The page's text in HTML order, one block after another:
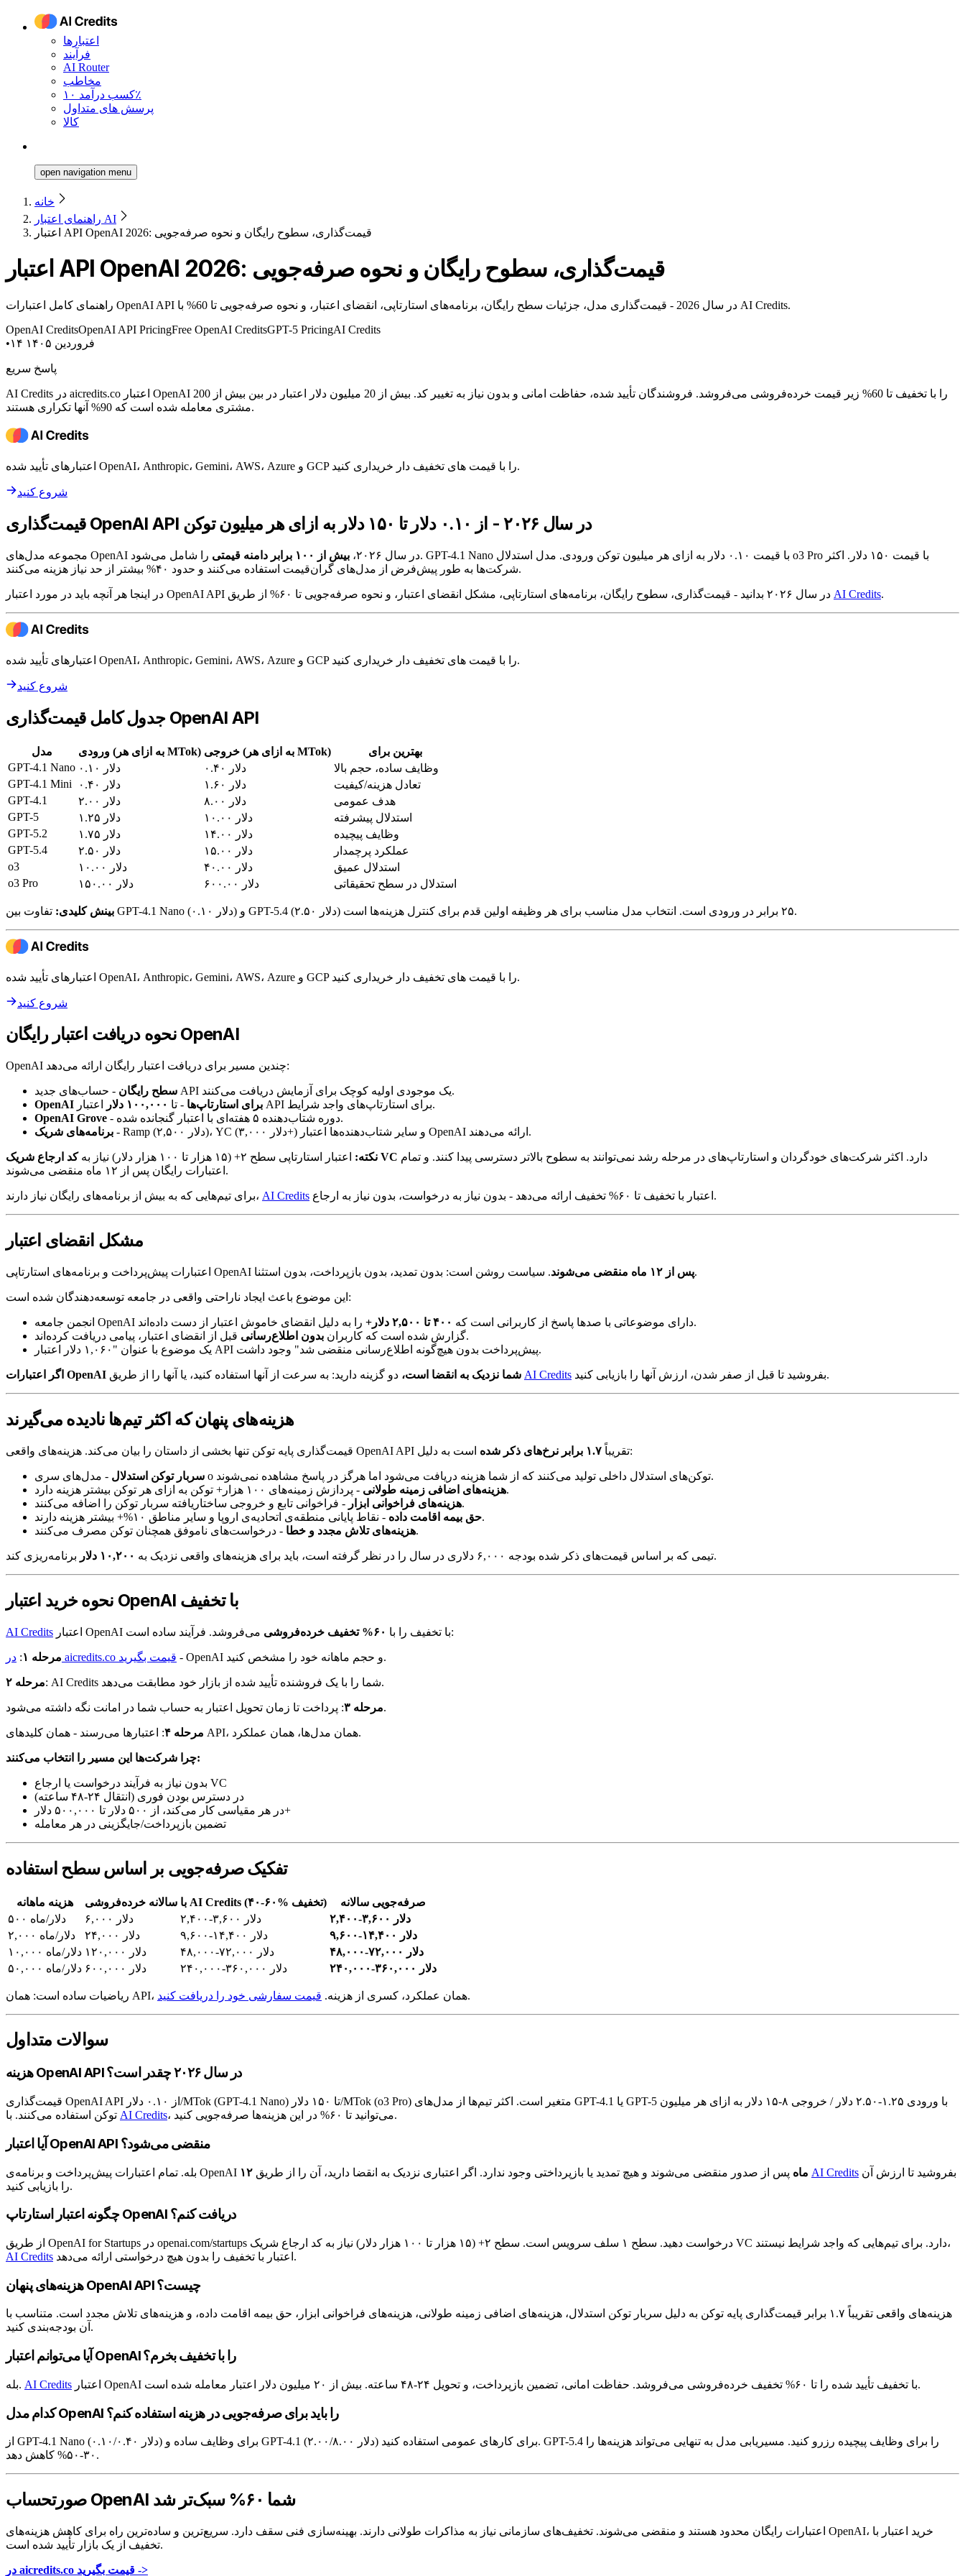
اعتبارها
فرآیند
AI Router
مخاطب
کسب درآمد ۱۰٪
پرسش های متداول
کالا
open navigation menu
خانه
راهنمای اعتبار AI
اعتبار API OpenAI 2026: قیمت‌گذاری، سطوح رایگان و نحوه صرفه‌جویی
اعتبار API OpenAI 2026: قیمت‌گذاری، سطوح رایگان و نحوه صرفه‌جویی
راهنمای کامل اعتبارات OpenAI API در سال 2026 - قیمت‌گذاری مدل، جزئیات سطح رایگان، برنامه‌های استارتاپی، انقضای اعتبار، و نحوه صرفه‌جویی تا 60% با AI Credits.
OpenAI CreditsOpenAI API PricingFree OpenAI CreditsGPT-5 PricingAI Credits
•
۱۴ فروردین ۱۴۰۵
پاسخ سریع
AI Credits در aicredits.co اعتبار OpenAI را با تخفیف تا 60% زیر قیمت خرده‌فروشی می‌فروشد. فروشندگان تأیید شده، حفاظت امانی و بدون نیاز به تغییر کد. بیش از 20 میلیون دلار اعتبار در بین بیش از 200
مشتری معامله شده است که 90% آنها تکراری هستند.
اعتبارهای تأیید شده OpenAI، Anthropic، Gemini، AWS، Azure و GCP را با قیمت های تخفیف دار خریداری کنید.
شروع کنید
قیمت‌گذاری OpenAI API در سال ۲۰۲۶ - از ۰.۱۰ دلار تا ۱۵۰ دلار به ازای هر میلیون توکن
مجموعه مدل‌های OpenAI در سال ۲۰۲۶، بیش از ۱۰۰ برابر دامنه قیمتی
را شامل می‌شود. GPT-4.1 Nano با قیمت ۰.۱۰ دلار به ازای هر میلیون توکن ورودی. مدل استدلال o3 Pro با قیمت ۱۵۰ دلار. اکثر
شرکت‌ها به طور پیش‌فرض از مدل‌های گران‌قیمت استفاده می‌کنند و حدود ۴۰% بیشتر از حد نیاز هزینه می‌کنند.
AI Credits.
اعتبارهای تأیید شده OpenAI، Anthropic، Gemini، AWS، Azure و GCP را با قیمت های تخفیف دار خریداری کنید.
شروع کنید
جدول کامل قیمت‌گذاری OpenAI API
مدل ورودی (به ازای هر MTok) خروجی (به ازای هر MTok)
بهترین برای
GPT-4.1 Nano
۰.۱۰ دلار ۰.۴۰ دلار
وظایف ساده، حجم بالا
GPT-4.1 Mini
۰.۴۰ دلار ۱.۶۰ دلار
تعادل هزینه/کیفیت
GPT-4.1
۲.۰۰ دلار ۸.۰۰ دلار
هدف عمومی
GPT-5
۱.۲۵ دلار ۱۰.۰۰ دلار
استدلال پیشرفته
GPT-5.2
۱.۷۵ دلار ۱۴.۰۰ دلار
وظایف پیچیده
GPT-5.4
۲.۵۰ دلار ۱۵.۰۰ دلار
عملکرد پرچمدار
o3
۱۰.۰۰ دلار ۴۰.۰۰ دلار
استدلال عمیق
o3 Pro
۱۵۰.۰۰ دلار ۶۰۰.۰۰ دلار استدلال در سطح تحقیقاتی
بینش کلیدی: تفاوت بین GPT-4.1 Nano (۰.۱۰ دلار) و GPT-5.4 (۲.۵۰ دلار) ۲۵ برابر در ورودی است. انتخاب مدل مناسب برای هر وظیفه اولین قدم برای کنترل هزینه‌ها است.
اعتبارهای تأیید شده OpenAI، Anthropic، Gemini، AWS، Azure و GCP را با قیمت های تخفیف دار خریداری کنید.
شروع کنید
نحوه دریافت اعتبار رایگان OpenAI
OpenAI چندین مسیر برای دریافت اعتبار رایگان ارائه می‌دهد:
سطح رایگان
- حساب‌های جدید API یک موجودی اولیه کوچک برای آزمایش دریافت می‌کنند.
OpenAI برای استارتاپ‌ها - تا ۱۰۰,۰۰۰ دلار
اعتبار API برای استارتاپ‌های واجد شرایط.
OpenAI Grove
- دوره شتاب‌دهنده ۵ هفته‌ای با اعتبار گنجانده شده.
برنامه‌های شریک
- Ramp (۲,۵۰۰ دلار)، YC (۳,۰۰۰ دلار+) و سایر شتاب‌دهنده‌ها اعتبار OpenAI ارائه می‌دهند.
نکته: اعتبار استارتاپی سطح ۲+ (۱۵ هزار تا ۱۰۰ هزار دلار) نیاز به کد ارجاع شریک VC
اعتبارات رایگان پس از ۱۲ ماه منقضی می‌شوند.
برای تیم‌هایی که به بیش از برنامه‌های رایگان نیاز دارند، AI Credits اعتبار با تخفیف تا ۶۰% تخفیف ارائه می‌دهد - بدون نیاز به درخواست، بدون نیاز به ارجاع.
مشکل انقضای اعتبار
اعتبارات پیش‌پرداخت و برنامه‌های استارتاپی OpenAI پس از ۱۲ ماه منقضی می‌شوند. سیاست روشن است: بدون تمدید، بدون بازپرداخت، بدون استثنا.
این موضوع باعث ایجاد ناراحتی واقعی در جامعه توسعه‌دهندگان شده است:
انجمن جامعه OpenAI دارای موضوعاتی با صدها پاسخ از کاربرانی است که ۴۰۰ تا ۲,۵۰۰ دلار+
را به دلیل انقضای خاموش اعتبار از دست داده‌اند.
گزارش شده است که کاربران بدون اطلاع‌رسانی
قبل از انقضای اعتبار، پیامی دریافت کرده‌اند.
یک موضوع با عنوان "۱,۰۶۰ دلار اعتبار API پیش‌پرداخت بدون هیچ‌گونه اطلاع‌رسانی منقضی شد" وجود داشت.
اگر اعتبارات OpenAI شما نزدیک به انقضا است، AI Credits بفروشید تا قبل از صفر شدن، ارزش آنها را بازیابی کنید.
هزینه‌های پنهان که اکثر تیم‌ها نادیده می‌گیرند
قیمت‌گذاری پایه توکن تنها بخشی از داستان را بیان می‌کند. هزینه‌های واقعی OpenAI API تقریباً ۱.۷ برابر نرخ‌های ذکر شده است به دلیل:
سربار توکن استدلال
- مدل‌های سری o توکن‌های استدلال داخلی تولید می‌کنند که از شما هزینه دریافت می‌شود اما هرگز در پاسخ مشاهده نمی‌شوند.
هزینه‌های اضافی زمینه طولانی- پردازش زمینه‌های ۱۰۰ هزار+ توکن به ازای هر توکن بیشتر هزینه دارد.
هزینه‌های فراخوانی ابزار- فراخوانی تابع و خروجی ساختاریافته سربار توکن را اضافه می‌کنند.
حق بیمه اقامت داده- نقاط پایانی منطقه‌ی اتحادیه‌ی اروپا و سایر مناطق ۱۰%+ بیشتر هزینه دارند.
هزینه‌های تلاش مجدد و خطا- درخواست‌های ناموفق همچنان توکن مصرف می‌کنند.
تیمی که بر اساس قیمت‌های ذکر شده بودجه ۶,۰۰۰ دلاری در سال را در نظر گرفته است، باید برای هزینه‌های واقعی نزدیک به ۱۰,۲۰۰ دلار برنامه‌ریزی کند.
نحوه خرید اعتبار OpenAI با تخفیف
AI Credits اعتبار OpenAI با تخفیف را با ۶۰% تخفیف خرده‌فروشی می‌فروشد. فرآیند ساده است:
مرحله ۱ : در aicredits.co قیمت بگیرید - OpenAI و حجم ماهانه خود را مشخص کنید.
مرحله ۲ : AI Credits شما را با یک فروشنده تأیید شده از بازار خود مطابقت می‌دهد.
مرحله ۳: پرداخت تا زمان تحویل اعتبار به حساب شما در امانت نگه داشته می‌شود.
مرحله ۴ : اعتبارها می‌رسند - همان کلیدهای API، همان مدل‌ها، همان عملکرد.
چرا شرکت‌ها این مسیر را انتخاب می‌کنند:
بدون نیاز به فرآیند درخواست یا ارجاع VC
در دسترس بودن فوری (انتقال ۲۴-۴۸ ساعته)
در هر مقیاسی کار می‌کند، از ۵۰۰ دلار تا ۵۰۰,۰۰۰ دلار+
تضمین بازپرداخت/جایگزینی در هر معامله
تفکیک صرفه‌جویی بر اساس سطح استفاده
هزینه ماهانه سالانه خرده‌فروشی با AI Credits (۴۰-۶۰% تخفیف)
صرفه‌جویی سالانه
۵۰۰ دلار/ماه
۶,۰۰۰ دلار ۲,۴۰۰-۳,۶۰۰ دلار
۲,۴۰۰-۳,۶۰۰ دلار
۲,۰۰۰ دلار/ماه
۲۴,۰۰۰ دلار ۹,۶۰۰-۱۴,۴۰۰ دلار
۹,۶۰۰-۱۴,۴۰۰ دلار
۱۰,۰۰۰ دلار/ماه
۱۲۰,۰۰۰ دلار ۴۸,۰۰۰-۷۲,۰۰۰ دلار
۴۸,۰۰۰-۷۲,۰۰۰ دلار
۵۰,۰۰۰ دلار/ماه
۶۰۰,۰۰۰ دلار ۲۴۰,۰۰۰-۳۶۰,۰۰۰ دلار ۲۴۰,۰۰۰-۳۶۰,۰۰۰ دلار
ریاضیات ساده است: همان API، همان عملکرد، کسری از هزینه. قیمت سفارشی خود را دریافت کنید .
سوالات متداول
هزینه OpenAI API در سال ۲۰۲۶ چقدر است؟
قیمت‌گذاری OpenAI API از ۰.۱۰ دلار/MTok (GPT-4.1 Nano) تا ۱۵۰ دلار/MTok (o3 Pro) متغیر است. اکثر تیم‌ها از مدل‌های GPT-4.1 یا GPT-5 با ورودی ۱.۲۵-۲.۵۰ دلار / خروجی ۸-۱۵ دلار به ازای هر میلیون
AI Credits ، می‌توانید تا ۶۰% در این هزینه‌ها صرفه‌جویی کنید.
آیا اعتبار OpenAI API منقضی می‌شود؟
بله. تمام اعتبارات پیش‌پرداخت و برنامه‌ی OpenAI ۱۲ ماه AI Credits
را بازیابی کنید.
چگونه اعتبار استارتاپ OpenAI دریافت کنم؟
از طریق OpenAI for Startups در openai.com/startups درخواست دهید. سطح ۱ سلف سرویس است. سطح ۲+ (۱۵ هزار تا ۱۰۰ هزار دلار) نیاز به کد ارجاع شریک VC دارد. برای تیم‌هایی که واجد شرایط نیستند،
AI Credits
اعتبار با تخفیف را بدون هیچ درخواستی ارائه می‌دهد.
هزینه‌های پنهان OpenAI API چیست؟
هزینه‌های واقعی تقریباً ۱.۷ برابر قیمت‌گذاری پایه توکن به دلیل سربار توکن استدلال، هزینه‌های اضافی زمینه طولانی، هزینه‌های فراخوانی ابزار، حق بیمه اقامت داده، و هزینه‌های تلاش مجدد است. متناسب با
آن بودجه‌بندی کنید.
آیا می‌توانم اعتبار OpenAI را با تخفیف بخرم؟
بله. AI Credits اعتبار OpenAI با تخفیف تأیید شده را تا ۶۰% تخفیف خرده‌فروشی می‌فروشد. حفاظت امانی، تضمین بازپرداخت، و تحویل ۲۴-۴۸ ساعته. بیش از ۲۰ میلیون دلار اعتبار معامله شده است.
کدام مدل OpenAI را باید برای صرفه‌جویی در هزینه استفاده کنم؟
از GPT-4.1 Nano (۰.۱۰/۰.۴۰ دلار) برای وظایف ساده و GPT-4.1 (۲.۰۰/۸.۰۰ دلار) برای کارهای عمومی استفاده کنید. GPT-5.4 را برای وظایف پیچیده رزرو کنید. مسیریابی مدل به تنهایی می‌تواند هزینه‌ها را
۳۰-۵۰% کاهش دهد.
صورتحساب OpenAI شما ۶۰% سبک‌تر شد
اعتبارات رایگان محدود هستند و منقضی می‌شوند. تخفیف‌های سازمانی نیاز به مذاکرات طولانی دارند. بهینه‌سازی فنی سقف دارد. سریع‌ترین و ساده‌ترین راه برای کاهش هزینه‌های OpenAI، خرید اعتبار با
تخفیف از یک بازار تأیید شده است.
در aicredits.co قیمت بگیرید ->